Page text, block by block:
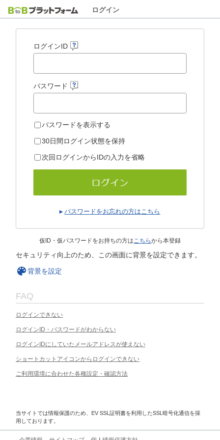
ログイン
ログインID
パスワード
パスワードを表示する
30日間ログイン状態を保持
次回ログインからIDの入力を省略
パスワードをお忘れの方はこちら
仮ID・仮パスワードをお持ちの方はこちらから本登録
セキュリティ向上のため、この画面に背景を設定できます。
背景を設定
FAQ
ログインできない
ログインID・パスワードがわからない
ログインIDにしていたメールアドレスが使えない
ショートカットアイコンからログインできない
ご利用環境に合わせた各種設定・確認方法
当サイトでは情報保護のため、EV SSL証明書を利用したSSL暗号化通信を採
用しております。